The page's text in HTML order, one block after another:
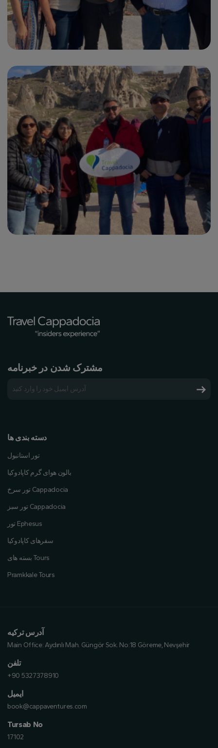
مشترک شدن در خبرنامه
دسته بندی ها
تور استانبول
بالون هوای گرم کاپادوکیا
تور سرخ Cappadocia
تور سبز Cappadocia
تور Ephesus
سفرهای کاپادوکیا
بسته های Tours
Pramkkale Tours
آدرس ترکیه
Main Office:Aydınlı Mah. Güngör Sok. No:18 Göreme, Nevşehir
تلفن
+90 5327378910
ایمیل
book@cappaventures.com
Tursab No
17102